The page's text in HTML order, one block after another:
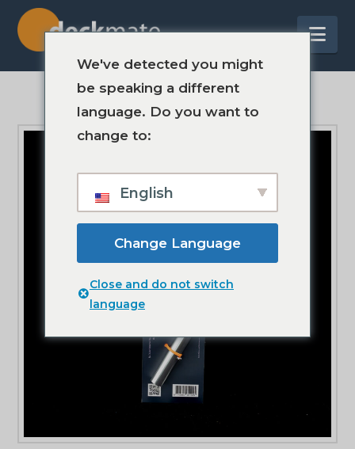
We've detected you might
be speaking a different
language. Do you want to
change to:
English
Change Language
Close and do not switch
language